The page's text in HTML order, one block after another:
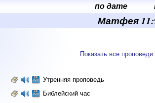
по дате
Матфея
Показать все
Утренняя проповедь
Библейский час